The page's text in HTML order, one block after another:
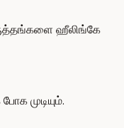
ஹீலிங்கே
முடியும்.